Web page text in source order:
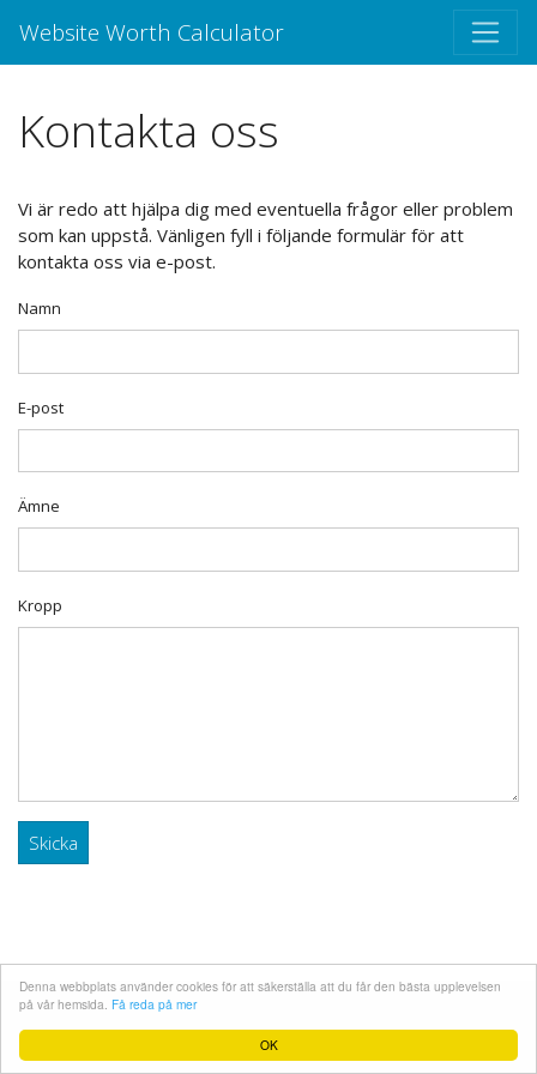
OK
Denna webbplats använder cookies för att säkerställa att du får den bästa upplevelsen
på vår hemsida. Få reda på mer
Website Worth Calculator
Kontakta oss
Vi är redo att hjälpa dig med eventuella frågor eller problem
som kan uppstå. Vänligen fyll i följande formulär för att
kontakta oss via e-post.
Namn
E-post
Ämne
Kropp
Developed by PHP 8 Developer